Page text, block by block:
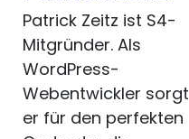
Patrick Zeitz ist S4-
Mitgründer. Als
WordPress-
Webentwickler sorgt
er für den perfekten